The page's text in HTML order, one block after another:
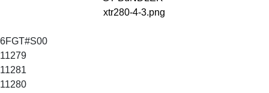
6FGT#S00
11279
11281
11280